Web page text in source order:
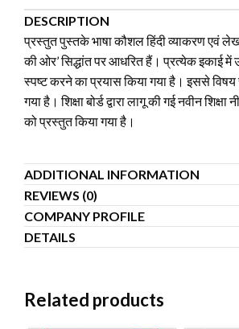
DESCRIPTION
प्रस्तुत पुस्तके भाषा कौशल हिंदी व्याकरण एवं
की ओर’ सिद्धांत पर आधरित हैं। प्रत्येक इकाई में
स्पष्ट करने का प्रयास किया गया है। इससे
गया है। शिक्षा बोर्ड द्वारा लागू की गई नवीन
को प्रस्तुत किया गया है।
ADDITIONAL INFORMATION
REVIEWS (0)
COMPANY PROFILE
DETAILS
Related products